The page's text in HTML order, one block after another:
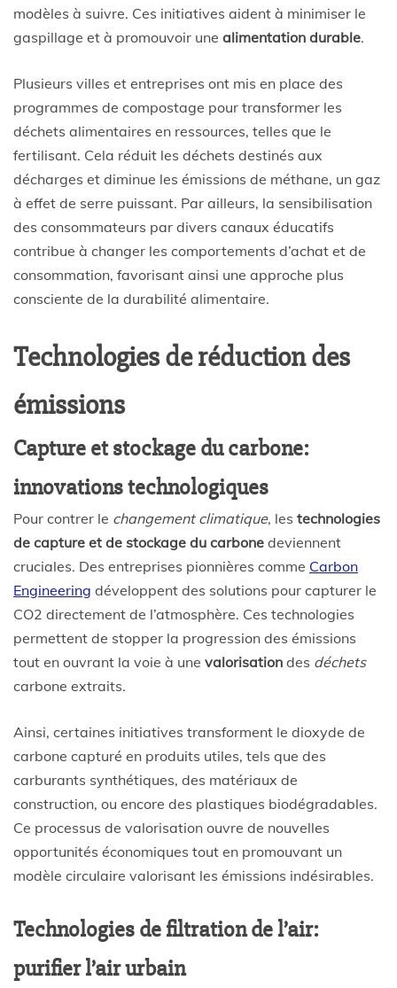
modèles à suivre. Ces initiatives aident à minimiser le
gaspillage et à promouvoir une alimentation durable.
Plusieurs villes et entreprises ont mis en place des
programmes de compostage pour transformer les
déchets alimentaires en ressources, telles que le
fertilisant. Cela réduit les déchets destinés aux
décharges et diminue les émissions de méthane, un gaz
à effet de serre puissant. Par ailleurs, la sensibilisation
des consommateurs par divers canaux éducatifs
contribue à changer les comportements d’achat et de
consommation, favorisant ainsi une approche plus
consciente de la durabilité alimentaire.
Technologies de réduction des
émissions
Capture et stockage du carbone:
innovations technologiques
Pour contrer le changement climatique, les technologies
de capture et de stockage du carbone deviennent
cruciales. Des entreprises pionnières comme Carbon
Engineering développent des solutions pour capturer le
CO2 directement de l’atmosphère. Ces technologies
permettent de stopper la progression des émissions
tout en ouvrant la voie à une valorisation des déchets
carbone extraits.
Ainsi, certaines initiatives transforment le dioxyde de
carbone capturé en produits utiles, tels que des
carburants synthétiques, des matériaux de
construction, ou encore des plastiques biodégradables.
Ce processus de valorisation ouvre de nouvelles
opportunités économiques tout en promouvant un
modèle circulaire valorisant les émissions indésirables.
Technologies de filtration de l’air:
purifier l’air urbain